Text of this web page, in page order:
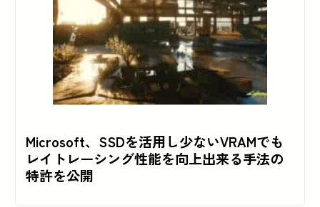
Microsoft、SSDを活用し少ないVRAMでも
レイトレーシング性能を向上出来る手法の
特許を公開